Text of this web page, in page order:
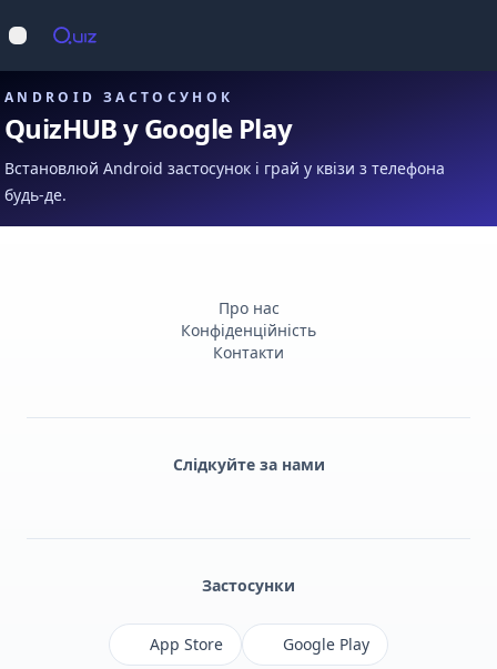
Відкрити меню
ANDROID ЗАСТОСУНОК
QuizHUB у Google Play
Встановлюй Android застосунок і грай у квізи з телефона
будь-де.
Про нас
Конфіденційність
Контакти
Слідкуйте за нами
Застосунки
App Store Google Play